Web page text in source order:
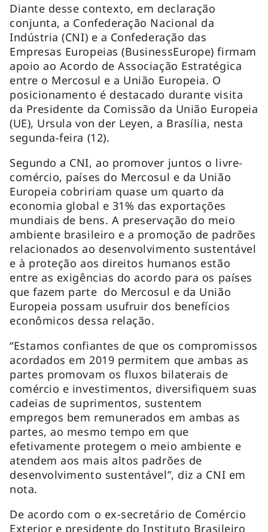
Diante desse contexto, em declaração
conjunta, a Confederação Nacional da
Indústria (CNI) e a Confederação das
Empresas Europeias (BusinessEurope) firmam
apoio ao Acordo de Associação Estratégica
entre o Mercosul e a União Europeia. O
posicionamento é destacado durante visita
da Presidente da Comissão da União Europeia
(UE), Ursula von der Leyen, a Brasília, nesta
segunda-feira (12).
Segundo a CNI, ao promover juntos o livre-
comércio, países do Mercosul e da União
Europeia cobririam quase um quarto da
economia global e 31% das exportações
mundiais de bens. A preservação do meio
ambiente brasileiro e a promoção de padrões
relacionados ao desenvolvimento sustentável
e à proteção aos direitos humanos estão
entre as exigências do acordo para os países
que fazem parte do Mercosul e da União
Europeia possam usufruir dos benefícios
econômicos dessa relação.
“Estamos confiantes de que os compromissos
acordados em 2019 permitem que ambas as
partes promovam os fluxos bilaterais de
comércio e investimentos, diversifiquem suas
cadeias de suprimentos, sustentem
empregos bem remunerados em ambas as
partes, ao mesmo tempo em que
efetivamente protegem o meio ambiente e
atendem aos mais altos padrões de
desenvolvimento sustentável”, diz a CNI em
nota.
De acordo com o ex-secretário de Comércio
Exterior e presidente do Instituto Brasileiro